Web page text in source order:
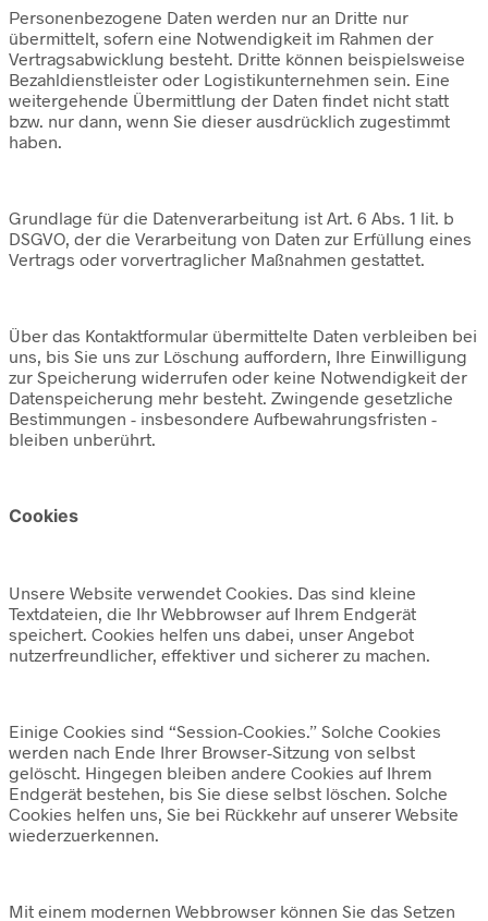
Personenbezogene Daten werden nur an Dritte nur
übermittelt, sofern eine Notwendigkeit im Rahmen der
Vertragsabwicklung besteht. Dritte können beispielsweise
Bezahldienstleister oder Logistikunternehmen sein. Eine
weitergehende Übermittlung der Daten findet nicht statt
bzw. nur dann, wenn Sie dieser ausdrücklich zugestimmt
haben.
Grundlage für die Datenverarbeitung ist Art. 6 Abs. 1 lit. b
DSGVO, der die Verarbeitung von Daten zur Erfüllung eines
Vertrags oder vorvertraglicher Maßnahmen gestattet.
Über das Kontaktformular übermittelte Daten verbleiben bei
uns, bis Sie uns zur Löschung auffordern, Ihre Einwilligung
zur Speicherung widerrufen oder keine Notwendigkeit der
Datenspeicherung mehr besteht. Zwingende gesetzliche
Bestimmungen - insbesondere Aufbewahrungsfristen -
bleiben unberührt.
Cookies
Unsere Website verwendet Cookies. Das sind kleine
Textdateien, die Ihr Webbrowser auf Ihrem Endgerät
speichert. Cookies helfen uns dabei, unser Angebot
nutzerfreundlicher, effektiver und sicherer zu machen.
Einige Cookies sind “Session-Cookies.” Solche Cookies
werden nach Ende Ihrer Browser-Sitzung von selbst
gelöscht. Hingegen bleiben andere Cookies auf Ihrem
Endgerät bestehen, bis Sie diese selbst löschen. Solche
Cookies helfen uns, Sie bei Rückkehr auf unserer Website
wiederzuerkennen.
Mit einem modernen Webbrowser können Sie das Setzen